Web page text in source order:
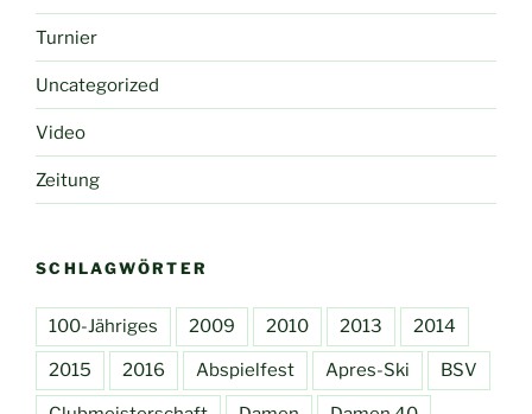
Turnier
Uncategorized
Video
Zeitung
SCHLAGWÖRTER
100-Jähriges 2009 2010 2013 2014
2015 2016 Abspielfest Apres-Ski BSV